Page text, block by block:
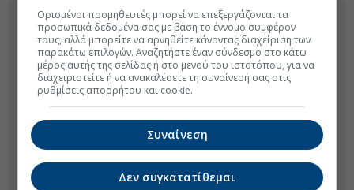
Ορισμένοι προμηθευτές μπορεί να επεξεργάζονται τα
προσωπικά δεδομένα σας με βάση το έννομο συμφέρον
τους, αλλά μπορείτε να αρνηθείτε κάνοντας διαχείριση των
παρακάτω επιλογών. Αναζητήστε έναν σύνδεσμο στο κάτω
μέρος αυτής της σελίδας ή στο μενού του ιστοτόπου, για να
διαχειριστείτε ή να ανακαλέσετε τη συναίνεσή σας στις
ρυθμίσεις απορρήτου και cookie.
Συναίνεση
Δεν συγκατατίθεμαι